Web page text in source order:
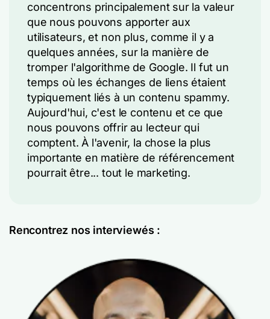
concentrons principalement sur la valeur
que nous pouvons apporter aux
utilisateurs, et non plus, comme il y a
quelques années, sur la manière de
tromper l'algorithme de Google. Il fut un
temps où les échanges de liens étaient
typiquement liés à un contenu spammy.
Aujourd'hui, c'est le contenu et ce que
nous pouvons offrir au lecteur qui
comptent. À l'avenir, la chose la plus
importante en matière de référencement
pourrait être... tout le marketing.
Rencontrez nos interviewés :